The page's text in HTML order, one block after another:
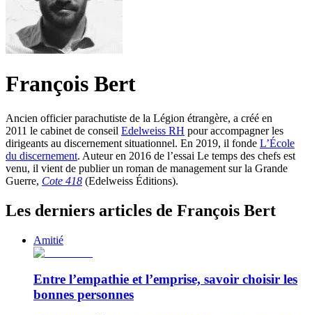
François Bert
Ancien officier parachutiste de la Légion étrangère, a créé en
2011 le cabinet de conseil Edelweiss RH pour accompagner les
dirigeants au discernement situationnel. En 2019, il fonde L’École
du discernement. Auteur en 2016 de l’essai Le temps des chefs est
venu, il vient de publier un roman de management sur la Grande
Guerre, Cote 418 (Edelweiss Éditions).
Les derniers articles de François Bert
Amitié
Entre l’empathie et l’emprise, savoir choisir les
bonnes personnes